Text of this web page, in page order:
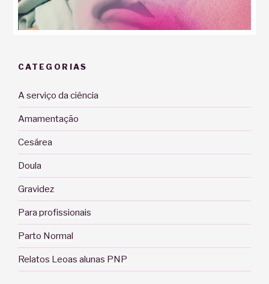
CATEGORIAS
A serviço da ciência
Amamentação
Cesárea
Doula
Gravidez
Para profissionais
Parto Normal
Relatos Leoas alunas PNP